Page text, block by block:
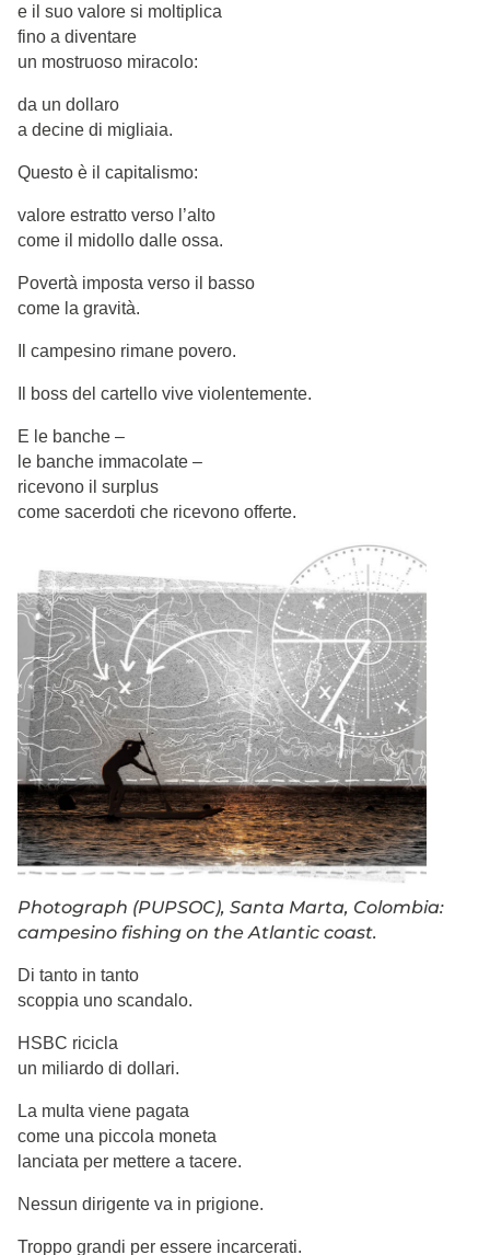
e il suo valore si moltiplica
fino a diventare
un mostruoso miracolo:
da un dollaro
a decine di migliaia.
Questo è il capitalismo:
valore estratto verso l’alto
come il midollo dalle ossa.
Povertà imposta verso il basso
come la gravità.
Il campesino rimane povero.
Il boss del cartello vive violentemente.
E le banche –
le banche immacolate –
ricevono il surplus
come sacerdoti che ricevono offerte.
Photograph (PUPSOC), Santa Marta, Colombia:
campesino fishing on the Atlantic coast.
Di tanto in tanto
scoppia uno scandalo.
HSBC ricicla
un miliardo di dollari.
La multa viene pagata
come una piccola moneta
lanciata per mettere a tacere.
Nessun dirigente va in prigione.
Troppo grandi per essere incarcerati.